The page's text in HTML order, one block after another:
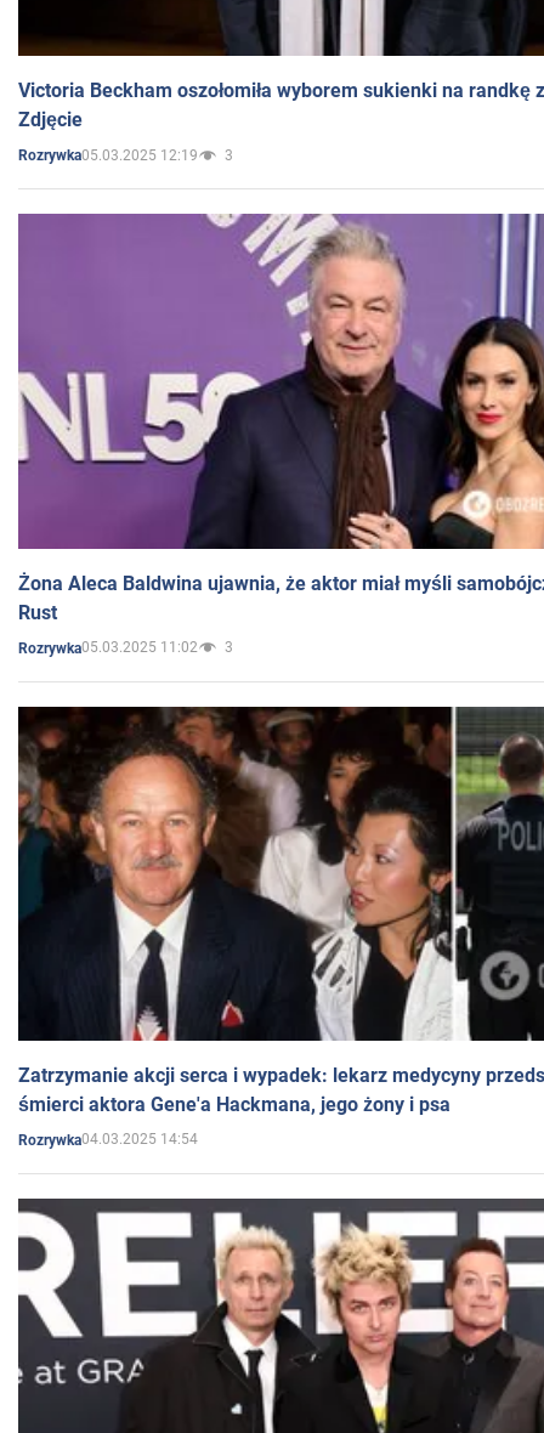
Victoria Beckham oszołomiła wyborem sukienki na randkę
Zdjęcie
Rozrywka05.03.2025 12:19 3
Żona Aleca Baldwina ujawnia, że aktor miał myśli
Rust
Rozrywka05.03.2025 11:02 3
Zatrzymanie akcji serca i wypadek: lekarz medycyny
śmierci aktora Gene'a Hackmana, jego żony i psa
Rozrywka04.03.2025 14:54